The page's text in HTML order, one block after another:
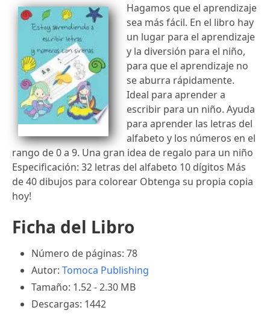
Hagamos que el aprendizaje
sea más fácil. En el libro hay
un lugar para el aprendizaje
y la diversión para el niño,
para que el aprendizaje no
se aburra rápidamente.
Ideal para aprender a
escribir para un niño. Ayuda
para aprender las letras del
alfabeto y los números en el
rango de 0 a 9. Una gran idea de regalo para un niño
Especificación: 32 letras del alfabeto 10 dígitos Más
de 40 dibujos para colorear Obtenga su propia copia
hoy!
Ficha del Libro
Número de páginas: 78
Autor: Tomoca Publishing
Tamaño: 1.52 - 2.30 MB
Descargas: 1442